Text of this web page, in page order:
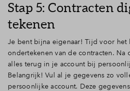
Stap 5: Contracten
tekenen
Je bent bijna eigenaar! Tijd voor het
ondertekenen van de contracten.
alles terug in je account bij
Belangrijk! Vul al je gegevens zo
persoonlijke account. Deze